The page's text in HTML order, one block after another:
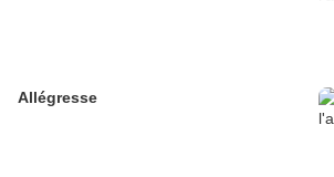
Allégresse